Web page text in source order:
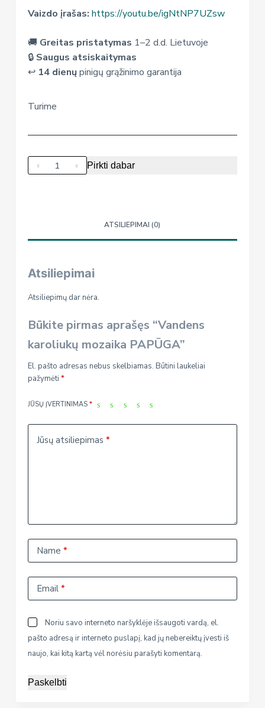
Vaizdo įrašas: https://youtu.be/igNtNP7UZsw
🚚 Greitas pristatymas 1–2 d.d. Lietuvoje
🔒 Saugus atsiskaitymas
↩️ 14 dienųpinigų grąžinimo garantija
Turime
produkto
kiekis:
Pirkti dabar
ATSILIEPIMAI (0)
Atsiliepimai
Atsiliepimų dar nėra.
Būkite pirmas aprašęs “Vandens
karoliukų mozaika PAPŪGA”
El. pašto adresas nebus skelbiamas. Būtini laukeliai
pažymėti *
JŪSŲ ĮVERTINIMAS *
Jūsų atsiliepimas *
Name *
Email*
Noriu savo interneto naršyklėje išsaugoti vardą, el.
pašto adresą ir interneto puslapį, kad jų nebereiktų įvesti iš
naujo, kai kitą kartą vėl norėsiu parašyti komentarą.
Paskelbti